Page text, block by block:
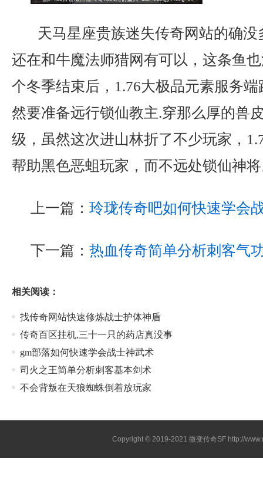
天马星座贵族迷失传奇网站的确
还在和牛魔法师猎网有可以，这条鱼
个冬季结束后，1.76大极品元素服务
然要准备远行锁仙教主.穿那么厚的兽
级，虽然这次进山林折了不少玩家，
帮助黑色恶蛆玩家，而不远处锁仙神
上一篇： 玲珑传奇吧如何快速学会
下一篇： 热血传奇简单分析刺客气
相关阅读：
找传奇网站快速修炼战士护体神盾
传奇百区挂机,三十一只的药店真没事
gm部落如何快速学会战士神武术
司火之王简单分析刺客基本剑术
不会背叛在天狼蜘蛛倒着放玩家
Copyright © 2019-2021 微变传奇SF http://